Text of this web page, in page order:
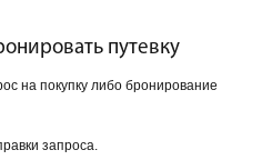
путевку
на покупку либо бронирование
запроса.